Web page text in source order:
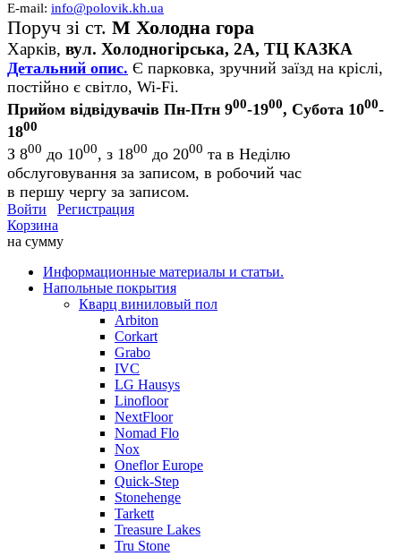
E-mail: info@polovik.kh.ua
Поруч зі ст. М Холодна гора
Харків, вул. Холодногірська, 2А, ТЦ КАЗКА
Детальний опис. Є парковка, зручний заїзд на кріслі,
постійно є світло, Wi-Fi.
Прийом відвідувачів Пн-Птн 900-1900, Субота 1000-
1800
З 800 до 1000, з 1800 до 2000 та в Неділю
обслуговування за записом, в робочий час
в першу чергу за записом.
Войти
Регистрация
Корзина
на сумму
Информационные материалы и статьи.
Напольные покрытия
Кварц виниловый пол
Arbiton
Corkart
Grabo
IVC
LG Hausys
Linofloor
NextFloor
Nomad Flo
Nox
Oneflor Europe
Quick-Step
Stonehenge
Tarkett
Treasure Lakes
Tru Stone